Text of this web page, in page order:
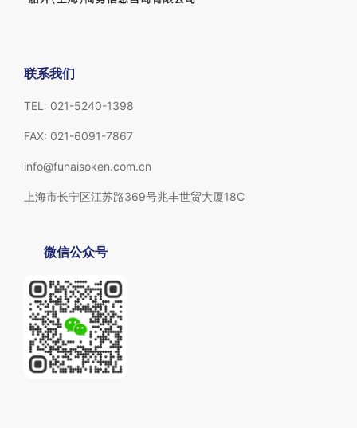
联系我们
TEL: 021-5240-1398
FAX: 021-6091-7867
info@funaisoken.com.cn
上海市长宁区江苏路369号兆丰世贸大厦18C
微信公众号